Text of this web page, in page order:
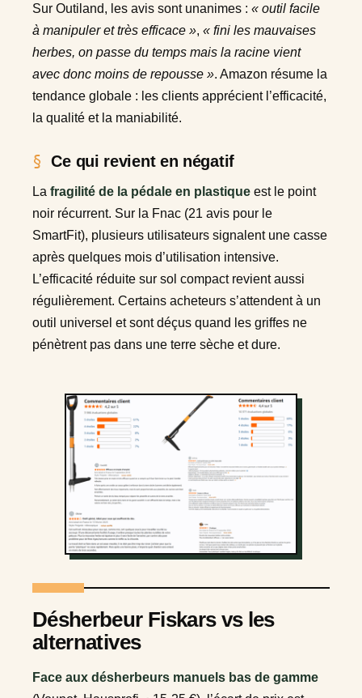
Sur Outiland, les avis sont unanimes : « outil facile
à manipuler et très efficace », « fini les mauvaises
herbes, on passe du temps mais la racine vient
avec donc moins de repousse ». Amazon résume la
tendance globale : les clients apprécient l’efficacité,
la qualité et la maniabilité.
Ce qui revient en négatif
La fragilité de la pédale en plastique est le point
noir récurrent. Sur la Fnac (21 avis pour le
SmartFit), plusieurs utilisateurs signalent une casse
après quelques mois d’utilisation intensive.
L’efficacité réduite sur sol compact revient aussi
régulièrement. Certains acheteurs s’attendent à un
outil universel et sont déçus quand les griffes ne
pénètrent pas dans une terre sèche et dure.
Désherbeur Fiskars vs les
alternatives
Face aux désherbeurs manuels bas de gamme